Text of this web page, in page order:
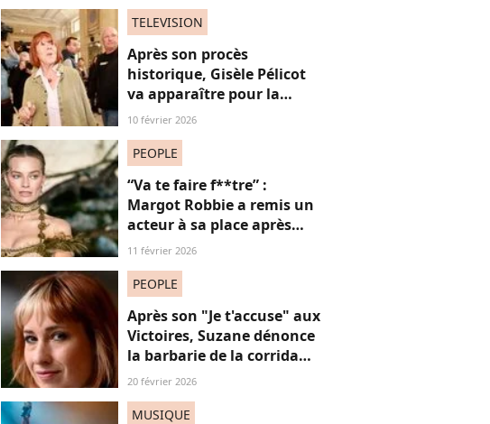
TELEVISION
Après son procès
historique, Gisèle Pélicot
va apparaître pour la
première fois à la
10 février 2026
PEOPLE
“Va te faire f**tre” :
Margot Robbie a remis un
acteur à sa place après
qu’il lui a conseillé de
11 février 2026
PEOPLE
Après son "Je t'accuse" aux
Victoires, Suzane dénonce
la barbarie de la corrida
avec cette reprise iconique
20 février 2026
MUSIQUE